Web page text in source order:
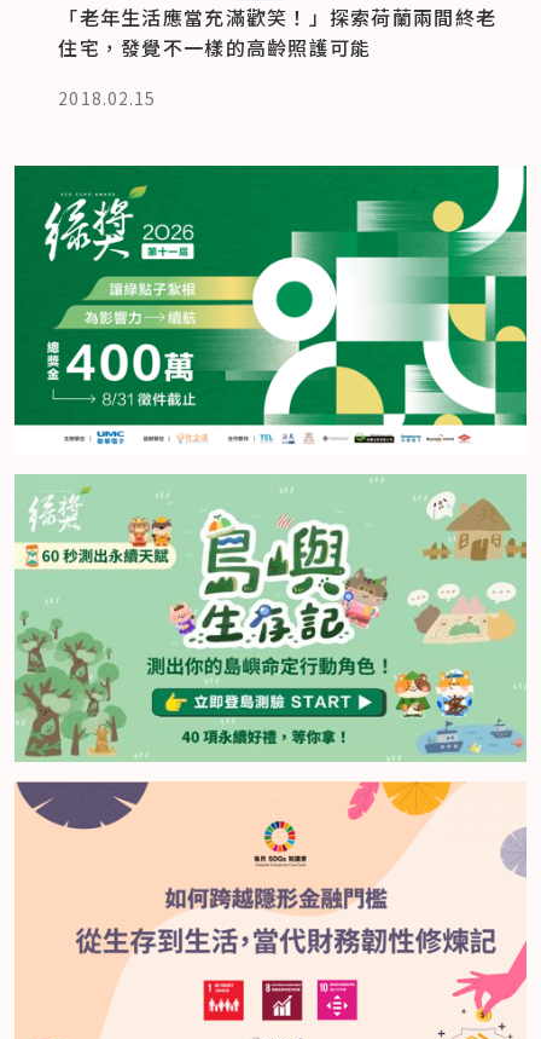
「老年生活應當充滿歡笑！」探索荷蘭兩間終老
住宅，發覺不一樣的高齡照護可能
2018.02.15